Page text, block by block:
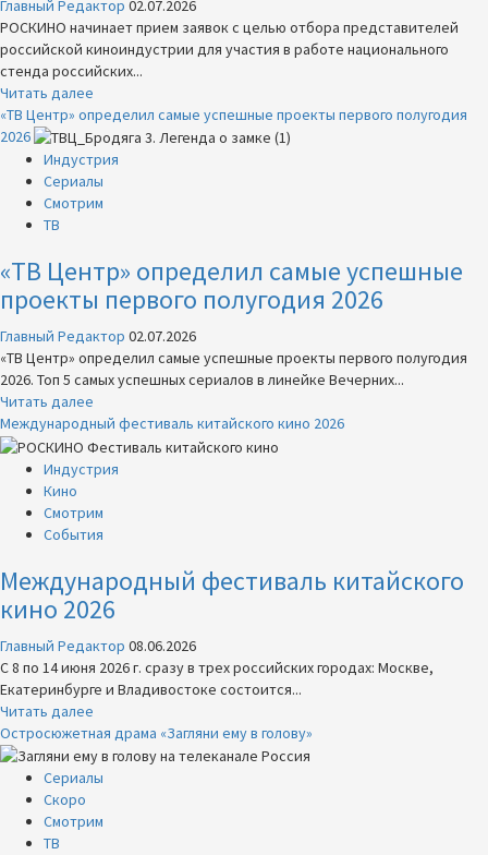
Главный Редактор 02.07.2026
РОСКИНО начинает прием заявок с целью отбора представителей
российской киноиндустрии для участия в работе национального
стенда российских...
Читать далее
больше
о
РОСКИНО
начинает
прием
участие
международном
кинорынке
TIFFCOM
«ТВ Центр» определил самые успешные проекты первого полугодия
2026
Индустрия
Сериалы
Смотрим
ТВ
«ТВ Центр» определил самые успешные
проекты первого полугодия 2026
Главный Редактор 02.07.2026
«ТВ Центр» определил самые успешные проекты первого полугодия
2026. Топ 5 самых успешных сериалов в линейке Вечерних...
Читать далее
больше
о
«ТВ
определил
самые
проекты
первого
полугодия
2026
Международный фестиваль китайского кино 2026
Индустрия
Кино
Смотрим
События
Международный фестиваль китайского
кино 2026
Главный Редактор 08.06.2026
С 8 по 14 июня 2026 г. сразу в трех российских городах: Москве,
Екатеринбурге и Владивостоке состоится...
Читать далее
больше
о
Международный
китайского
Остросюжетная драма «Загляни ему в голову»
Сериалы
Скоро
Смотрим
ТВ